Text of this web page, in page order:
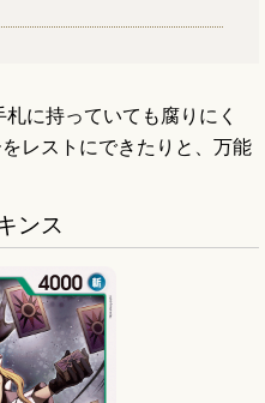
に持っていても腐りにく
レストにできたりと、万能
ンス